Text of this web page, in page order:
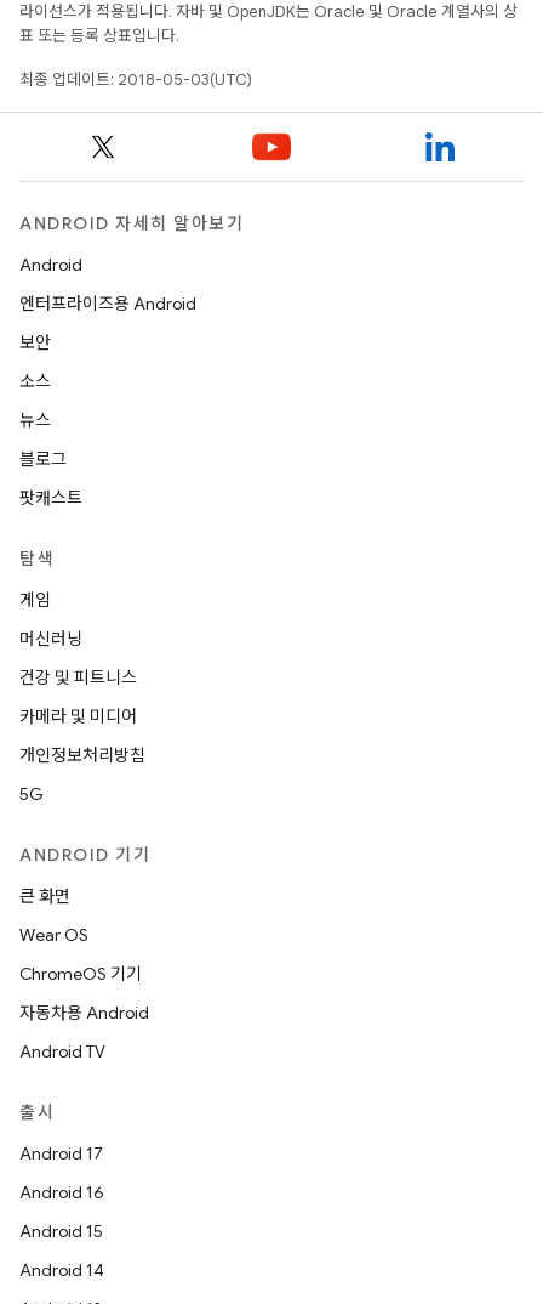
라이선스가 적용됩니다. 자바 및 OpenJDK는 Oracle 및 Oracle 계열사의 상
표 또는 등록 상표입니다.
최종 업데이트: 2018-05-03(UTC)
ANDROID 자세히 알아보기
Android
엔터프라이즈용 Android
보안
소스
뉴스
블로그
팟캐스트
탐색
게임
머신러닝
건강 및 피트니스
카메라 및 미디어
개인정보처리방침
5G
ANDROID 기기
큰 화면
Wear OS
ChromeOS 기기
자동차용 Android
Android TV
출시
Android 17
Android 16
Android 15
Android 14